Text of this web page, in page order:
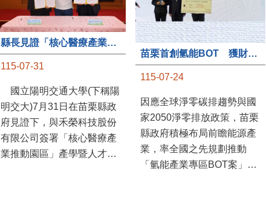
115-07-31
國立陽明交通大學(下稱陽
明交大)7月31日在苗栗縣政
府見證下，與禾榮科技股份
有限公司簽署「核心醫療產
業推動園區」產學暨人才培
苗栗首創氫能BOT 獲財政部「突破之翼」肯定
115-07-24
因應全球淨零碳排趨勢與國
家2050淨零排放政策，苗栗
縣政府積極布局前瞻能源產
業，率全國之先規劃推動
「氫能產業專區BOT案」，